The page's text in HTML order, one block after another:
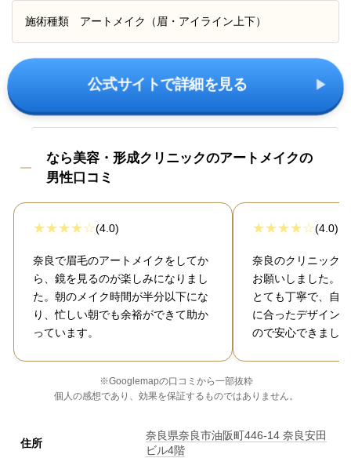
施術種類 アートメイク（眉・アイライン上下）
公式サイトで詳細を見る
なら美容・形成クリニックのアートメイクの
男性口コミ
(4.0)
奈良で眉毛のアートメイクをしてか
ら、鏡を見るのが楽しみになりまし
た。朝のメイク時間が半分以下にな
り、忙しい朝でも余裕ができて助か
っています。
(4.0)
奈良のクリニック
お願いしました。
とても丁寧で、自
に合ったデザイン
ので安心できまし
※Googlemapの口コミから一部抜粋
個人の感想であり、効果を保証するものではありません。
住所
奈良県奈良市油阪町446-14 奈良安田
ビル4階